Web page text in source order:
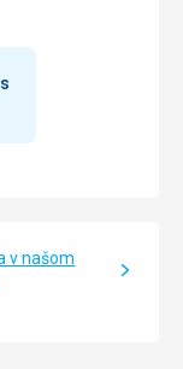
v našom